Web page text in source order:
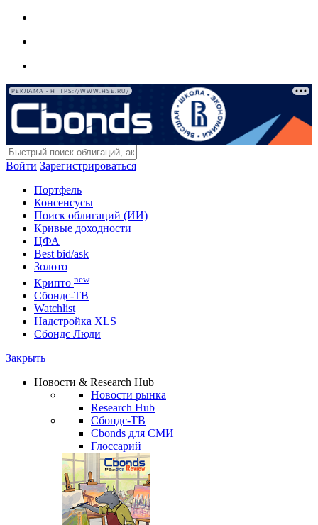
РЕКЛАМА • HTTPS://WWW.HSE.RU/
Войти Зарегистрироваться
Портфель
Консенсусы
Поиск облигаций (ИИ)
Кривые доходности
ЦФА
Best bid/ask
Золото
Крипто new
Сбондс-ТВ
Watchlist
Надстройка XLS
Сбондс Люди
Закрыть
Новости & Research Hub
Новости рынка
Research Hub
Сбондс-ТВ
Cbonds для СМИ
Глоссарий